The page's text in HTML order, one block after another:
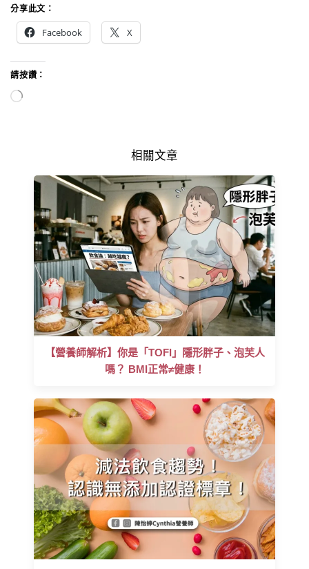
分享此文：
Facebook X
請按讚：
相關文章
【營養師解析】你是「TOFI」隱形胖子、泡芙人
嗎？ BMI正常≠健康！